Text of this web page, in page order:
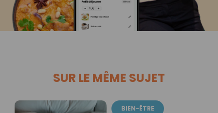
SUR LE MÊME SUJET
BIEN-ÊTRE